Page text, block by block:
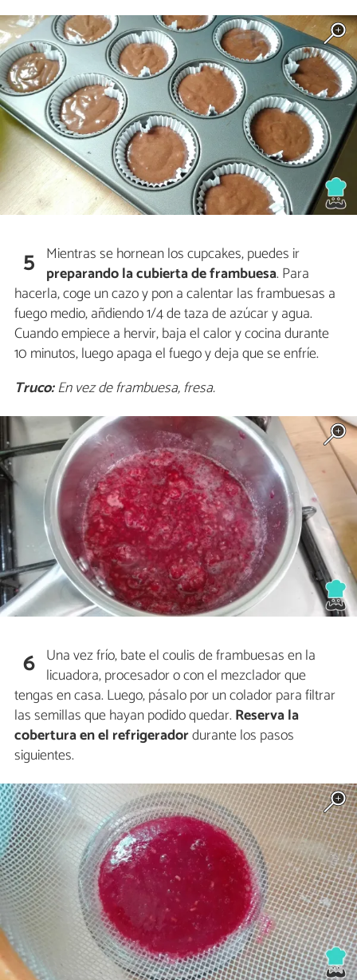
5 Mientras se hornean los cupcakes, puedes ir
preparando la cubierta de frambuesa. Para
hacerla, coge un cazo y pon a calentar las frambuesas a
fuego medio, añdiendo 1/4 de taza de azúcar y agua.
Cuando empiece a hervir, baja el calor y cocina durante
10 minutos, luego apaga el fuego y deja que se enfríe.
Truco:En vez de frambuesa, fresa.
6 Una vez frío, bate el coulis de frambuesas en la
licuadora, procesador o con el mezclador que
tengas en casa. Luego, pásalo por un colador para filtrar
las semillas que hayan podido quedar. Reserva la
cobertura en el refrigeradordurante los pasos
siguientes.